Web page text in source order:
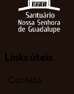
Links úteis
Contato